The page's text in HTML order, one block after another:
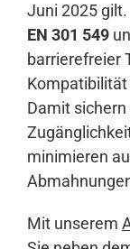
Juni 2025
EN 301 549
barrierefreier
Damit
minimieren
Mit unserem